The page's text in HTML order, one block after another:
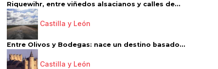
Riquewihr, entre viñedos alsacianos y calles de...
Castilla y León
Entre Olivos y Bodegas: nace un destino basado...
Castilla y León